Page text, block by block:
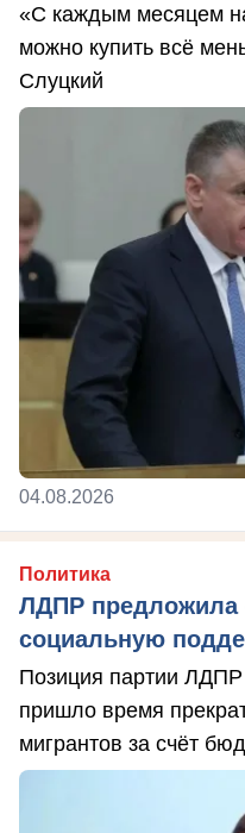
«С каждым месяцем
можно купить всё
Слуцкий
04.08.2026
Политика
ЛДПР предложила
социальную
Позиция партии ЛДПР
пришло время
мигрантов за счёт